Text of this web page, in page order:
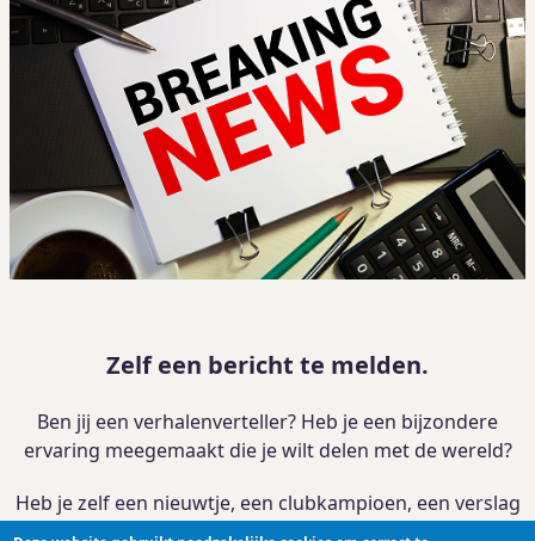
Zelf een bericht te melden.
Ben jij een verhalenverteller? Heb je een bijzondere
ervaring meegemaakt die je wilt delen met de wereld?
Heb je zelf een nieuwtje, een clubkampioen, een verslag
van je activiteit?